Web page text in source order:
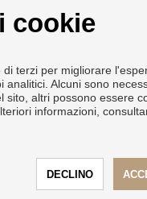
Selezione Marbella. |Info
cookie
terzi per migliorare
analitici. Alcuni sono
sito, altri possono essere
informazioni,